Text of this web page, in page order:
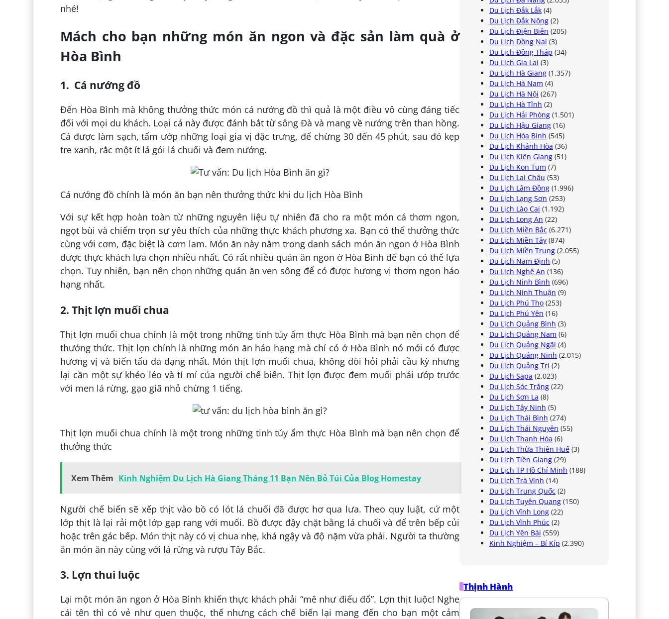
nhé!
Mách cho bạn những món ăn ngon và đặc sản làm quà ở
Hòa Bình
1. Cá nướng đồ
Đến Hòa Bình mà không thưởng thức món cá nướng đồ thì quả là một điều vô cùng đáng tiếc
đối với mọi du khách. Loại cá này được đánh bắt từ sông Đà và mang về nướng trên than hồng.
Cá được làm sạch, tẩm ướp những loại gia vị đặc trưng, để chừng 30 đến 45 phút, sau đó kẹp
tre xanh, rắc một ít lá gói lá chuối và đem nướng.
Cá nướng đồ chính là món ăn bạn nên thưởng thức khi du lịch Hòa Bình
Với sự kết hợp hoàn toàn từ những nguyên liệu tự nhiên đã cho ra một món cá thơm ngon,
ngọt bùi và chiếm trọn sự yêu thích của những thực khách phương xa. Bạn có thể thưởng thức
cùng với cơm, đặc biệt là cơm lam. Món ăn này nằm trong danh sách món ăn ngon ở Hòa Bình
được thực khách lựa chọn nhiều nhất. Có rất nhiều quán ăn ngon ờ Hòa Bình để bạn có thể lựa
chọn. Tuy nhiên, bạn nên chọn những quán ăn ven sông để có được hương vị thơm ngon hảo
hạng nhất.
2. Thịt lợn muối chua
Thịt lợn muối chua chính là một trong những tinh túy ẩm thực Hòa Bình mà bạn nên chọn để
thưởng thức. Thịt lợn chính là những món ăn hảo hạng mà chỉ có ở Hòa Bình nó mới có được
hương vị và biến tấu đa dạng nhất. Món thịt lợn muối chua, không đòi hỏi phải cầu kỳ nhưng
lại cần một sự khéo léo và tỉ mỉ của người chế biến. Thịt lợn được đem muối phải ướp trước
với men lá rừng, gạo giã nhỏ chừng 1 tiếng.
Thịt lợn muối chua chính là một trong những tinh túy ẩm thực Hòa Bình mà bạn nên chọn để
thưởng thức
Xem Thêm Kinh Nghiệm Du Lịch Hà Giang Tháng 11 Bạn Nên Bỏ Túi Của Blog Homestay
Người chế biến sẽ xếp thịt vào bồ có lót lá chuối đã được hơ qua lưa. Theo quy luật, cứ một
lớp thịt là lại rải một lớp gạp rang với muối. Bồ được đậy chặt bằng lá chuối và để trên bếp củi
hoặc trên gác bếp. Món thịt này có vị chua nhẹ, khá ngậy và độ nặm vừa phải. Người ta thường
ăn món ăn này cùng với lá rừng và rượu Tây Bắc.
3. Lợn thui luộc
Lại một món ăn ngon ở Hòa Bình khiến thực khách phải “mê như điếu đổ”. Lợn thịt luộc! Nghe
cái tên thì có vẻ như quen thuộc, thế nhưng cách chế biến lại mang đến cho bạn một cảm
Du Lịch Đắk Lắk (4)
Du Lịch Đắk Nông (2)
Du Lịch Điện Biên (205)
Du Lịch Đồng Nai (3)
Du Lịch Đồng Tháp (34)
Du Lịch Gia Lai (3)
Du Lịch Hà Giang (1.357)
Du Lịch Hà Nam (4)
Du Lịch Hà Nội (267)
Du Lịch Hà Tĩnh (2)
Du Lịch Hải Phòng (1.501)
Du Lịch Hậu Giang (16)
Du Lịch Hòa Bình (545)
Du Lịch Khánh Hòa (36)
Du Lịch Kiên Giang (51)
Du Lịch Kon Tum (7)
Du Lịch Lai Châu (53)
Du Lịch Lâm Đồng (1.996)
Du Lịch Lạng Sơn (253)
Du Lịch Lào Cai (1.192)
Du Lịch Long An (22)
Du Lịch Miền Bắc (6.271)
Du Lịch Miền Tây (874)
Du Lịch Miền Trung (2.055)
Du Lịch Nam Định (5)
Du Lịch Nghệ An (136)
Du Lịch Ninh Bình (696)
Du Lịch Ninh Thuận (9)
Du Lịch Phú Thọ (253)
Du Lịch Phú Yên (16)
Du Lịch Quảng Bình (3)
Du Lịch Quảng Nam (6)
Du Lịch Quảng Ngãi (4)
Du Lịch Quảng Ninh (2.015)
Du Lịch Quảng Trị (2)
Du Lịch Sapa (2.023)
Du Lịch Sóc Trăng (22)
Du Lịch Sơn La (8)
Du Lịch Tây Ninh (5)
Du Lịch Thái Bình (274)
Du Lịch Thái Nguyên (55)
Du Lịch Thanh Hóa (6)
Du Lịch Thừa Thiên Huế (3)
Du Lịch Tiền Giang (29)
Du Lịch TP Hồ Chí Minh (188)
Du Lịch Trà Vinh (14)
Du Lịch Trung Quốc (2)
Du Lịch Tuyên Quang (150)
Du Lịch Vĩnh Long (22)
Du Lịch Vĩnh Phúc (2)
Du Lịch Yên Bái (559)
Kinh Nghiệm – Bí Kíp (2.390)
Thịnh Hành